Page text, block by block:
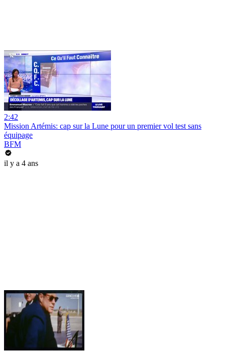
2:42
Mission Artémis: cap sur la Lune pour un premier vol test sans
équipage
BFM
il y a 4 ans